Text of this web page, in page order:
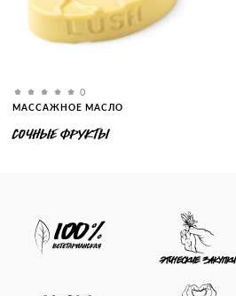
0
МАССАЖНОЕ МАСЛО
СОЧНЫЕ ФРУКТЫ